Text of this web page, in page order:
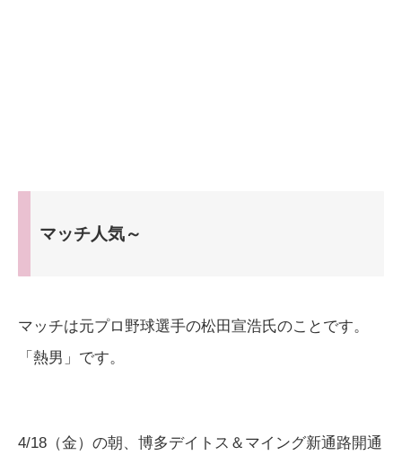
マッチ人気～
マッチは元プロ野球選手の松田宣浩氏のことです。
「熱男」です。
4/18（金）の朝、博多デイトス＆マイング新通路開通